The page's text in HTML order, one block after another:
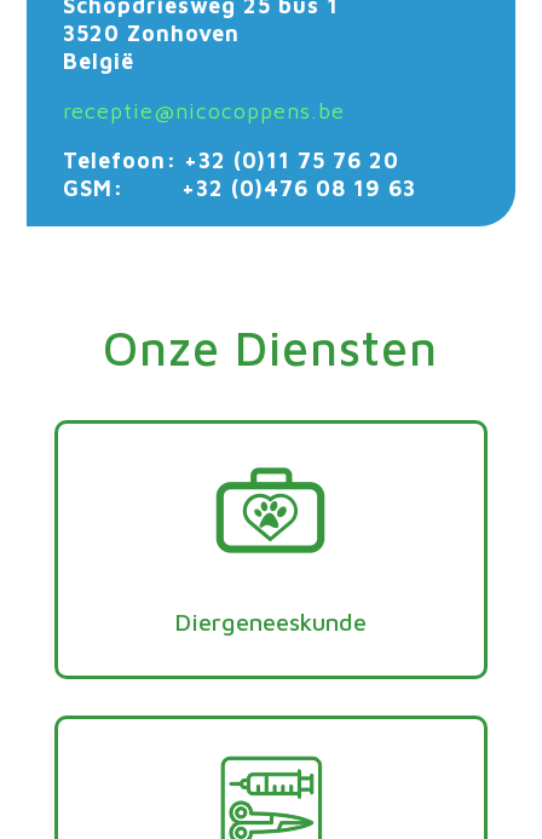
Schopdriesweg 25 bus 1
3520 Zonhoven
België
receptie@nicocoppens.be
Telefoon: +32 (0)11 75 76 20
GSM: +32 (0)476 08 19 63
Onze Diensten
Diergeneeskunde